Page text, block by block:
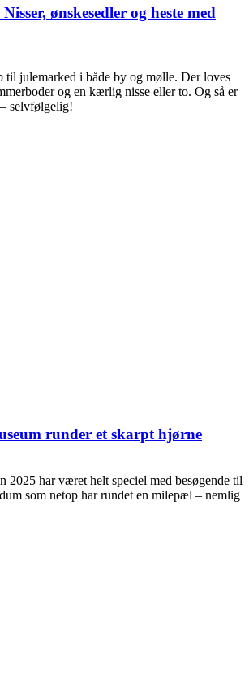
ønskesedler og heste med
til julemarked i både by og mølle. Der loves
og en kærlig nisse eller to. Og så er
selvfølgelig!
runder et skarpt hjørne
2025 har været helt speciel med besøgende til
som netop har rundet en milepæl – nemlig